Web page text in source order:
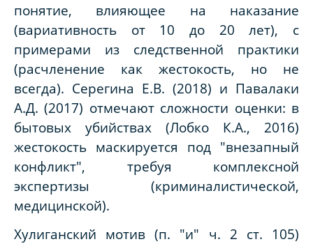
понятие, влияющее на наказание
(вариативность от 10 до 20 лет), с
примерами из следственной практики
(расчленение как жестокость, но не
всегда). Серегина Е.В. (2018) и Павалаки
А.Д. (2017) отмечают сложности оценки: в
бытовых убийствах (Лобко К.А., 2016)
жестокость маскируется под "внезапный
конфликт", требуя комплексной
экспертизы (криминалистической,
медицинской).
Хулиганский мотив (п. "и" ч. 2 ст. 105)